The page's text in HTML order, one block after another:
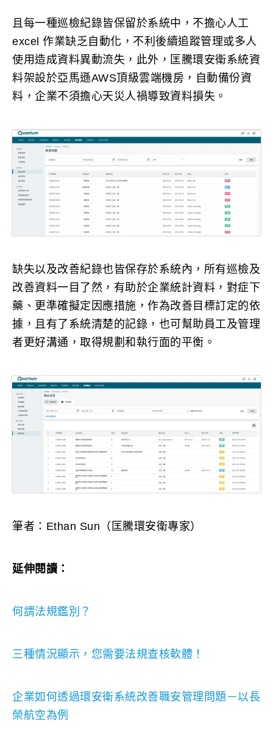
且每一種巡檢紀錄皆保留於系統中，不擔心人工
excel 作業缺乏自動化，不利後續追蹤管理或多人
使用造成資料異動流失，此外，匡騰環安衛系統資
料架設於亞馬遜AWS頂級雲端機房，自動備份資
料，企業不須擔心天災人禍導致資料損失。
缺失以及改善紀錄也皆保存於系統內，所有巡檢及
改善資料一目了然，有助於企業統計資料，對症下
藥、更準確擬定因應措施，作為改善目標訂定的依
據，且有了系統清楚的記錄，也可幫助員工及管理
者更好溝通，取得規劃和執行面的平衡。
筆者：Ethan Sun（匡騰環安衛專家）
延伸閱讀：
何謂法規鑑別？
三種情況顯示，您需要法規查核軟體！
企業如何透過環安衛系統改善職安管理問題－以長
榮航空為例